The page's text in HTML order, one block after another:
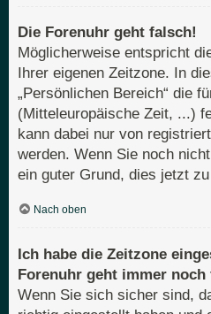
Die Forenuhr geht falsch!
Möglicherweise entspricht
Ihrer eigenen Zeitzone. In
„Persönlichen Bereich“ die
(Mitteleuropäische Zeit, ...)
kann dabei nur von
werden. Wenn Sie noch
ein guter Grund, dies jetzt
Nach oben
Ich habe die Zeitzone
Forenuhr geht immer noch
Wenn Sie sich sicher sind,